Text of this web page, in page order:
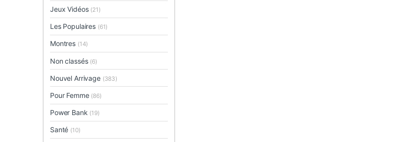
Jeux Vidéos (21)
Les Populaires (61)
Montres (14)
Non classés (6)
Nouvel Arrivage (383)
Pour Femme (86)
Power Bank (19)
Santé (10)